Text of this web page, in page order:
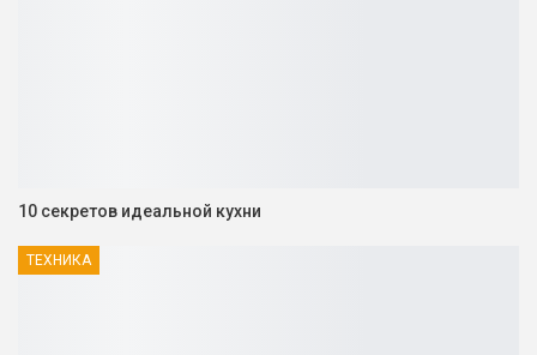
10 секретов идеальной кухни
ТЕХНИКА